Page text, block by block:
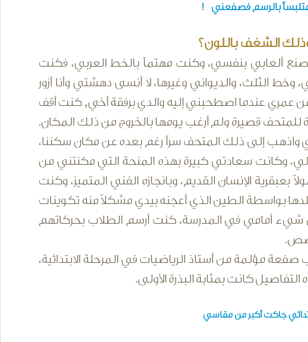
بالرسم فصفعني !
الشغف باللون؟
ألعابي بنفسي، وكنت مهتماً بالخط العربي، فكنت
الثلث، والديواني وغيرها، لا أنسى دهشتي وأنا أزور
عمري عندما اصطحبني إليه والدي برفقة أخي, كنت أقف
للمتحف قصيرة ولم أرغب يومها بالخروج من ذلك المكان.
إلى ذلك المتحف سراً رغم بعده عن مكان سكننا،
وكانت سعادتي كبيرة بهذه المنحة التي مكنتني من
بعبقرية الإنسان القديم، وبانجازه الفني المتميز، وكنت
بواسطة الطين الذي أعجنه بيدي مشكلاً منه تكوينات
شيء أمامي في المدرسة، كنت أرسم الطلاب بحركاتهم
مؤلمة من أستاذ الرياضيات في المرحلة الابتدائية،
كانت بمثابة البذرة الأولى.
جاكت أكبر من مقاسي